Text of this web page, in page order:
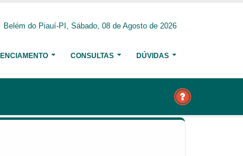
Belém do Piauí-PI, Sábado, 08 de Agosto de 2026
CONSULTAS DÚVIDAS